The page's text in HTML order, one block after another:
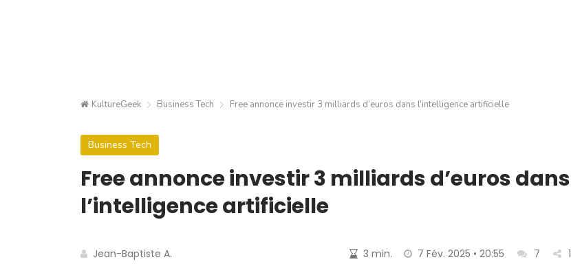
KultureGeek Business Tech Free annonce investir 3 milliards d’euros dans l’intelligence artificielle
Business Tech
Free annonce investir 3 milliards d’euros dans
l’intelligence artificielle
Jean-Baptiste A. 3 min. 7 Fév. 2025 • 20:55 7 1